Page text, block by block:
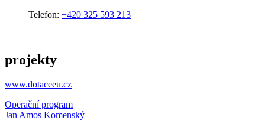
Telefon: +420 325 593 213
projekty
www.dotaceeu.cz
Operační program
Jan Amos Komenský